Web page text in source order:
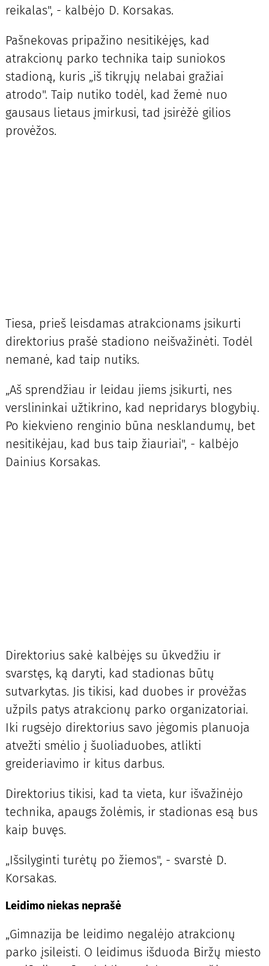
reikalas", - kalbėjo D. Korsakas.
Pašnekovas pripažino nesitikėjęs, kad
atrakcionų parko technika taip suniokos
stadioną, kuris „iš tikrųjų nelabai gražiai
atrodo". Taip nutiko todėl, kad žemė nuo
gausaus lietaus įmirkusi, tad įsirėžė gilios
provėžos.
Tiesa, prieš leisdamas atrakcionams įsikurti
direktorius prašė stadiono neišvažinėti. Todėl
nemanė, kad taip nutiks.
„Aš sprendžiau ir leidau jiems įsikurti, nes
verslininkai užtikrino, kad nepridarys blogybių.
Po kiekvieno renginio būna nesklandumų, bet
nesitikėjau, kad bus taip žiauriai", - kalbėjo
Dainius Korsakas.
Direktorius sakė kalbėjęs su ūkvedžiu ir
svarstęs, ką daryti, kad stadionas būtų
sutvarkytas. Jis tikisi, kad duobes ir provėžas
užpils patys atrakcionų parko organizatoriai.
Iki rugsėjo direktorius savo jėgomis planuoja
atvežti smėlio į šuoliaduobes, atlikti
greideriavimo ir kitus darbus.
Direktorius tikisi, kad ta vieta, kur išvažinėjo
technika, apaugs žolėmis, ir stadionas esą bus
kaip buvęs.
„Išsilyginti turėtų po žiemos", - svarstė D.
Korsakas.
Leidimo niekas neprašė
„Gimnazija be leidimo negalėjo atrakcionų
parko įsileisti. O leidimus išduoda Biržų miesto